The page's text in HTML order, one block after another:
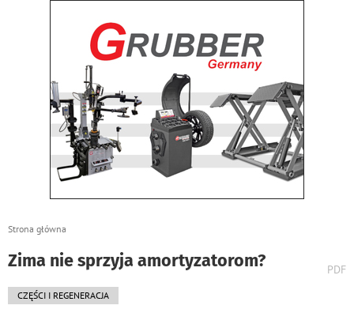
Strona główna
Zima nie sprzyja amortyzatorom? PDF
CZĘŚCI I REGENERACJA